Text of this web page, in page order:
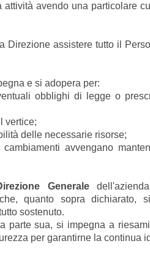
avendo una particolare
Direzione assistere tutto il
e si adopera per:
obblighi di legge o
delle necessarie risorse;
avvengano
Generale
quanto sopra
sostenuto.
parte sua, si impegna a
per garantirne la continua